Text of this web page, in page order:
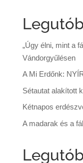
„Úgy élni, mint a
Vándorgyűlésen
A Mi Erdőnk:
Sétautat alakított
Kétnapos
A madarak és a